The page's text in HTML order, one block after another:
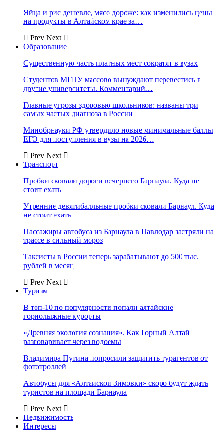
Яйца и рис дешевле, мясо дороже: как изменились цены
на продукты в Алтайском крае за…
Prev Next
Образование
Существенную часть платных мест сократят в вузах
Студентов МГПУ массово вынуждают перевестись в
другие университеты. Комментарий…
Главные угрозы здоровью школьников: названы три
самых частых диагноза в России
Минобрнауки РФ утвердило новые минимальные баллы
ЕГЭ для поступления в вузы на 2026…
Prev Next
Транспорт
Пробки сковали дороги вечернего Барнаула. Куда не
стоит ехать
Утренние девятибалльные пробки сковали Барнаул. Куда
не стоит ехать
Пассажиры автобуса из Барнаула в Павлодар застряли на
трассе в сильный мороз
Таксисты в России теперь зарабатывают до 500 тыс.
рублей в месяц
Prev Next
Туризм
В топ-10 по популярности попали алтайские
горнолыжные курорты
«Древняя экология сознания». Как Горный Алтай
разговаривает через водоемы
Владимира Путина попросили защитить турагентов от
фототроллей
Автобусы для «Алтайской Зимовки» скоро будут ждать
туристов на площади Барнаула
Prev Next
Недвижимость
Интересы